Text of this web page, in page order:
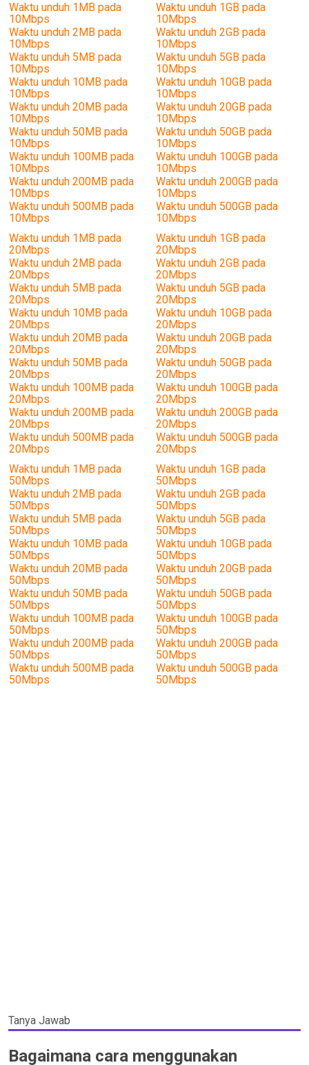
Waktu unduh 1MB pada
10Mbps
Waktu unduh 1GB pada
10Mbps
Waktu unduh 2MB pada
10Mbps
Waktu unduh 2GB pada
10Mbps
Waktu unduh 5MB pada
10Mbps
Waktu unduh 5GB pada
10Mbps
Waktu unduh 10MB pada
10Mbps
Waktu unduh 10GB pada
10Mbps
Waktu unduh 20MB pada
10Mbps
Waktu unduh 20GB pada
10Mbps
Waktu unduh 50MB pada
10Mbps
Waktu unduh 50GB pada
10Mbps
Waktu unduh 100MB pada
10Mbps
Waktu unduh 100GB pada
10Mbps
Waktu unduh 200MB pada
10Mbps
Waktu unduh 200GB pada
10Mbps
Waktu unduh 500MB pada
10Mbps
Waktu unduh 500GB pada
10Mbps
Waktu unduh 1MB pada
20Mbps
Waktu unduh 1GB pada
20Mbps
Waktu unduh 2MB pada
20Mbps
Waktu unduh 2GB pada
20Mbps
Waktu unduh 5MB pada
20Mbps
Waktu unduh 5GB pada
20Mbps
Waktu unduh 10MB pada
20Mbps
Waktu unduh 10GB pada
20Mbps
Waktu unduh 20MB pada
20Mbps
Waktu unduh 20GB pada
20Mbps
Waktu unduh 50MB pada
20Mbps
Waktu unduh 50GB pada
20Mbps
Waktu unduh 100MB pada
20Mbps
Waktu unduh 100GB pada
20Mbps
Waktu unduh 200MB pada
20Mbps
Waktu unduh 200GB pada
20Mbps
Waktu unduh 500MB pada
20Mbps
Waktu unduh 500GB pada
20Mbps
Waktu unduh 1MB pada
50Mbps
Waktu unduh 1GB pada
50Mbps
Waktu unduh 2MB pada
50Mbps
Waktu unduh 2GB pada
50Mbps
Waktu unduh 5MB pada
50Mbps
Waktu unduh 5GB pada
50Mbps
Waktu unduh 10MB pada
50Mbps
Waktu unduh 10GB pada
50Mbps
Waktu unduh 20MB pada
50Mbps
Waktu unduh 20GB pada
50Mbps
Waktu unduh 50MB pada
50Mbps
Waktu unduh 50GB pada
50Mbps
Waktu unduh 100MB pada
50Mbps
Waktu unduh 100GB pada
50Mbps
Waktu unduh 200MB pada
50Mbps
Waktu unduh 200GB pada
50Mbps
Waktu unduh 500MB pada
50Mbps
Waktu unduh 500GB pada
50Mbps
Tanya Jawab
Bagaimana cara menggunakan